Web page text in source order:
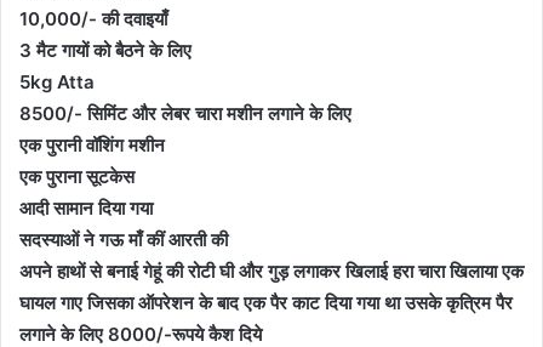
10,000/- की दवाइयाँ
3 मैट गायों को बैठने के लिए
5kg Atta
8500/- सिमिंट और लेबर चारा मशीन लगाने के लिए
एक पुरानी वॉशिंग मशीन
एक पुराना सूटकेस
आदी सामान दिया गया
सदस्याओं ने गऊ माँ कीं आरती की
अपने हाथों से बनाई गेहूं की रोटी घी और गुड़ लगाकर खिलाई हरा चारा खिलाया एक
घायल गाए जिसका ऑपरेशन के बाद एक पैर काट दिया गया था उसके कृत्रिम पैर
लगाने के लिए 8000/-रूपये कैश दिये